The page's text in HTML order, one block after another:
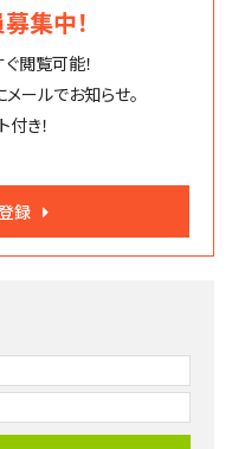
集中！
閲覧可能！
メールでお知らせ。
き！
録